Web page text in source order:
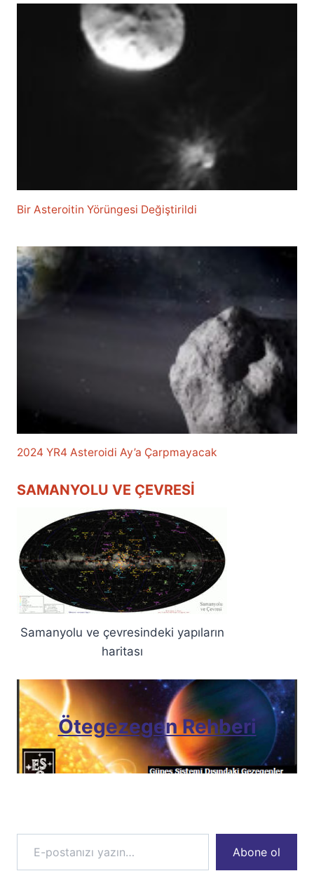
Bir Asteroitin Yörüngesi Değiştirildi
2024 YR4 Asteroidi Ay’a Çarpmayacak
SAMANYOLU VE ÇEVRESI
Samanyolu ve çevresindeki yapıların
haritası
Ötegezegen Rehberi
E-postanızı yazın…
Abone ol